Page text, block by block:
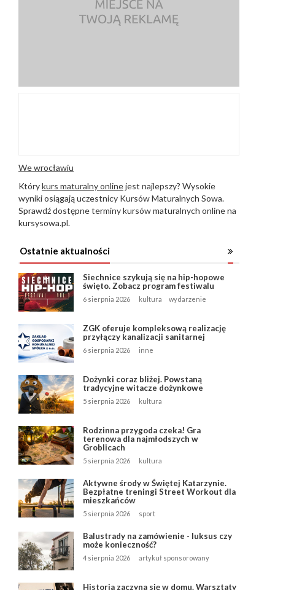
We wrocławiu
Którykurs maturalny onlinejest najlepszy? Wysokie
wyniki osiągają uczestnicy Kursów Maturalnych Sowa.
Sprawdź dostępne terminy kursów maturalnych online na
kursysowa.pl.
Ostatnie aktualności
Siechnice szykują się na hip-hopowe
święto. Zobacz program festiwalu
6 sierpnia 2026 kultura wydarzenie
ZGK oferuje kompleksową realizację
przyłączy kanalizacji sanitarnej
6 sierpnia 2026 inne
Dożynki coraz bliżej. Powstaną
tradycyjne witacze dożynkowe
5 sierpnia 2026 kultura
Rodzinna przygoda czeka! Gra
terenowa dla najmłodszych w
Groblicach
5 sierpnia 2026 kultura
Aktywne środy w Świętej Katarzynie.
Bezpłatne treningi Street Workout dla
mieszkańców
5 sierpnia 2026 sport
Balustrady na zamówienie - luksus czy
może konieczność?
4 sierpnia 2026 artykuł sponsorowany
Historia zaczyna się w domu. Warsztaty